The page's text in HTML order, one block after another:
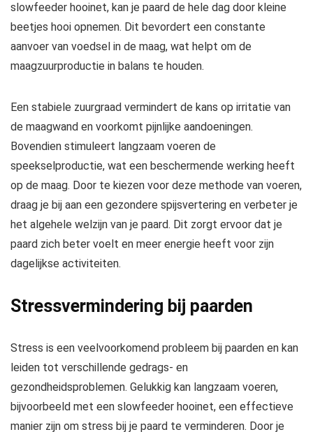
slowfeeder hooinet, kan je paard de hele dag door kleine
beetjes hooi opnemen. Dit bevordert een constante
aanvoer van voedsel in de maag, wat helpt om de
maagzuurproductie in balans te houden.
Een stabiele zuurgraad vermindert de kans op irritatie van
de maagwand en voorkomt pijnlijke aandoeningen.
Bovendien stimuleert langzaam voeren de
speekselproductie, wat een beschermende werking heeft
op de maag. Door te kiezen voor deze methode van voeren,
draag je bij aan een gezondere spijsvertering en verbeter je
het algehele welzijn van je paard. Dit zorgt ervoor dat je
paard zich beter voelt en meer energie heeft voor zijn
dagelijkse activiteiten.
Stressvermindering bij paarden
Stress is een veelvoorkomend probleem bij paarden en kan
leiden tot verschillende gedrags- en
gezondheidsproblemen. Gelukkig kan langzaam voeren,
bijvoorbeeld met een slowfeeder hooinet, een effectieve
manier zijn om stress bij je paard te verminderen. Door je